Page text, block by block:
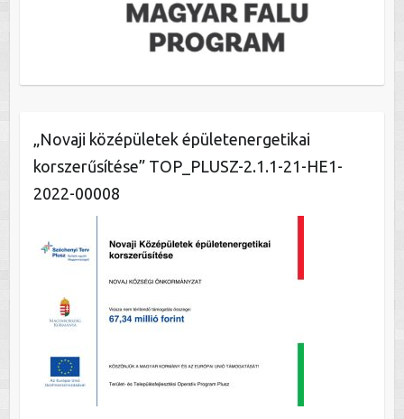
„Novaji középületek épületenergetikai
korszerűsítése” TOP_PLUSZ-2.1.1-21-HE1-
2022-00008